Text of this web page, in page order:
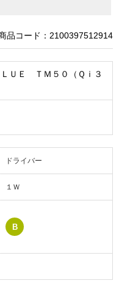
品コード：2100397512914
ＵＥ ＴＭ５０（Ｑｉ３
ドライバー
１Ｗ
B